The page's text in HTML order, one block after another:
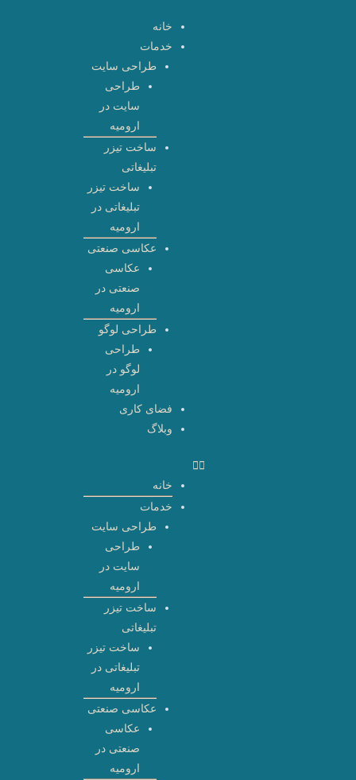
خانه
خدمات
طراحی سایت
طراحی
سایت در
ارومیه
ساخت تیزر
تبلیغاتی
ساخت تیزر
تبلیغاتی در
ارومیه
عکاسی صنعتی
عکاسی
صنعتی در
ارومیه
طراحی لوگو
طراحی
لوگو در
ارومیه
فضای کاری
وبلاگ
خانه
خدمات
طراحی سایت
طراحی
سایت در
ارومیه
ساخت تیزر
تبلیغاتی
ساخت تیزر
تبلیغاتی در
ارومیه
عکاسی صنعتی
عکاسی
صنعتی در
ارومیه